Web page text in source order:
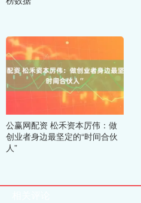
公赢网配资 松禾资本厉伟：做
创业者身边最坚定的“时间合伙
人”